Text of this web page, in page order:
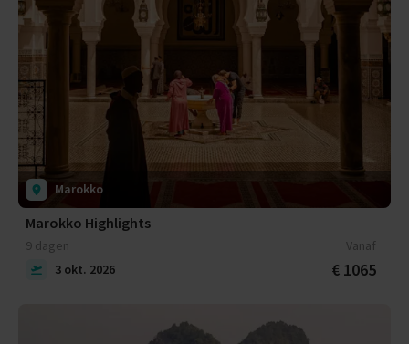
Marokko
Marokko Highlights
9 dagen
Vanaf
3 okt. 2026
€ 1065